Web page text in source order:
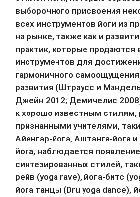
выборочного присвоения
всех инструментов йоги из
на рынке, также как и
практик, которые продаются
инструментов для
гармоничного самоощущения
развития (Штраусс и
Джейн 2012; Демичелис
к хорошо известным стилям,
признанными учителями,
Айенгар-йога, Аштанга-йога
йога, наблюдается
синтезированных стилей,
рейв (yoga rave), йога-битс
йога танцы (Dru yoga dance),